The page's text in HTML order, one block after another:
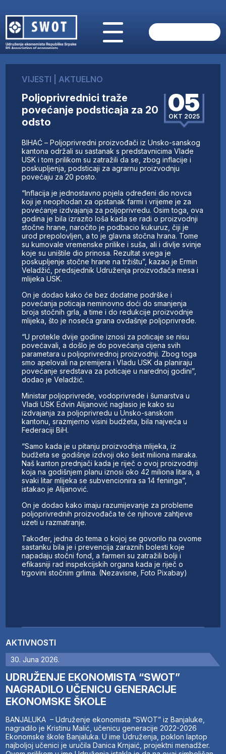
O NAMA
AKTUELNO
ANALIZE
KOMPANIJE
FINANSIJE
IZ STRANIH MEDIJA
AKTIVNOSTI
SWOT INTERVJU
UČLANI SE
KONTAKT
AKTIVNOSTI
30. Juna 2026.
UDRUŽENJE EKONOMISTA “SWOT”
NAGRADILO UČENICU GENERACIJE
EKONOMSKE ŠKOLE
BANJALUKA – Udruženje ekonomista “SWOT” iz Banjaluke,
nagradilo je Kristinu Malić, učenicu generacije 2022-2026
Ekonomske škole Banjaluka. U ime Udruženja, poklon laptop
najboljoj učenici je uručila Danica Krnjaić, projektni menadžer.
VIJESTI AKTUELNO
Poljoprivrednici traže
povećanje podsticaja za 20
odsto
05
OKT 2025
BIHAĆ – Poljoprivredni proizvođači iz Unsko-sanskog
kantona održali su sastanak s predstavnicima Vlade
USK i tom prilikom su zatražili da se, zbog inflacije i
poskupljenja, podsticaji za agrarnu proizvodnju
povećaju za 20 posto.
“Inflacija je jednostavno pojela određeni dio novca
koji je neophodan za opstanak farmi i vrijeme je za
povećanje izdvajanja za poljoprivredu. Osim toga, ova
godina je bila izrazito loša kada se radi o proizvodnji
stočne hrane, naročito je podbacio kukuruz, čiji je
urod prepolovljen, a to je glavna stočna hrana. Tome
su kumovale vremenske prilike i suša, ali i divlje svinje
koje su uništile dio prinosa. Rezultat svega je
poskupljenje stočne hrane na tržištu”, kazao je Ermin
Veladžić, predsjednik Udruženja proizvođača mesa i
mlijeka USK.
On je dodao kako će bez dodatne podrške i
povećanja poticaja neminovno doći do smanjenja
broja stočnih grla, a time i do redukcije proizvodnje
mlijeka, što je noseća grana ovdašnje poljoprivrede.
“U protekle dvije godine iznosi za poticaje se nisu
povećavali, a došlo je do povećanja cijena svih
parametara u poljoprivrednoj proizvodnji. Zbog toga
smo apelovali na premijera i Vladu USK da planiraju
povećanje sredstava za poticaje u narednoj godini”,
dodao je Veladžić.
Ministar poljoprivrede, vodoprivrede i šumarstva u
Vladi USK Edvin Alijanović naglasio je kako su
izdvajanja za poljoprivredu u Unsko-sanskom
kantonu, srazmjerno visini budžeta, bila najveća u
Federaciji BiH.
“Samo kada je u pitanju proizvodnja mlijeka, iz
budžeta se godišnje izdvoji oko šest miliona maraka.
Naš kanton prednjači kada je riječ o ovoj proizvodnji
koja na godišnjem planu iznosi oko 42 miliona litara, a
svaki litar mlijeka se subvencionira sa 14 feninga”,
istakao je Alijanović.
On je dodao kako imaju razumijevanje za probleme
poljoprivrednih proizvođača te će njihove zahtjeve
uzeti u razmatranje.
Također, jedna do tema o kojoj se govorilo na ovome
sastanku bila je i prevencija zaraznih bolesti koje
napadaju stočni fond, a farmeri su zatražili bolji i
efikasniji rad inspekcijskih organa kada je riječ o
trgovini stočnim grlima. (Nezavisne, Foto Pixabay)